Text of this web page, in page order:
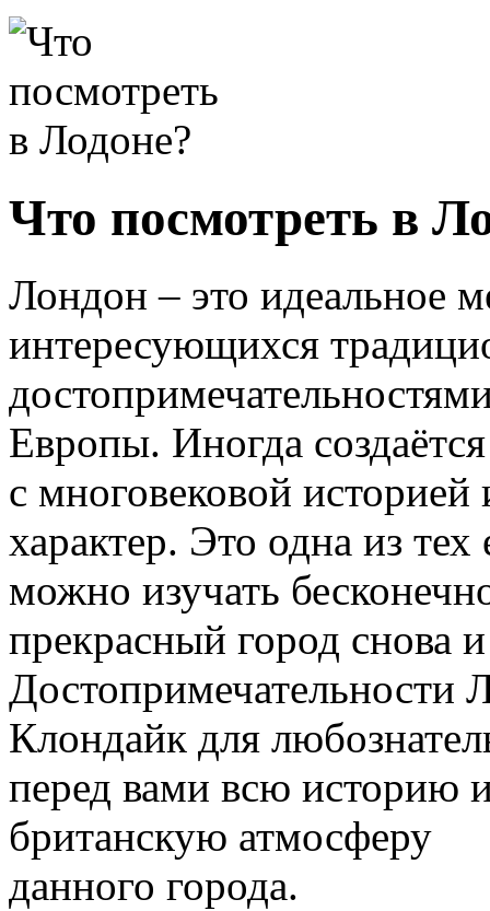
Что посмотреть в
Лондон – это идеальное
интересующихся
Европы. Иногда
с многовековой
характер. Это одна из
можно изучать
прекрасный город снова
Достопримечательности
Клондайк для
перед вами всю историю
британскую атмосферу
данного города.